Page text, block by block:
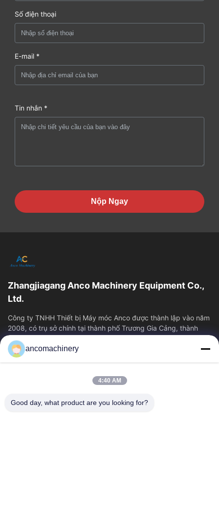
Số điện thoại
E-mail *
Tin nhắn *
Nộp Ngay
Zhangjiagang Anco Machinery Equipment Co.,
Ltd.
Công ty TNHH Thiết bị Máy móc Anco được thành lập vào năm
2008, có trụ sở chính tại thành phố Trương Gia Cảng, thành
phố Tô Châu, tỉnh Giang Tô....
Liên Kết Nhanh
Về Chúng Tôi
Tham Quan Nhà Máy
Kiểm Soát Chất Lượng
ancomachinery
4:40 AM
Good day, what product are you looking for?